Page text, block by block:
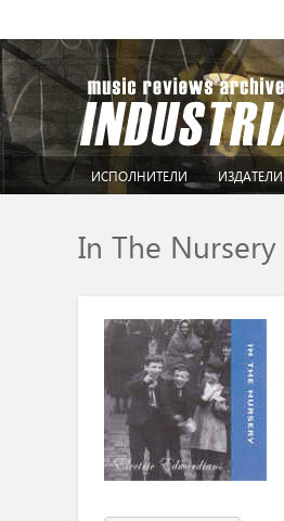
ИСПОЛНИТЕЛИ ИЗДАТЕЛИ
In The Nursery